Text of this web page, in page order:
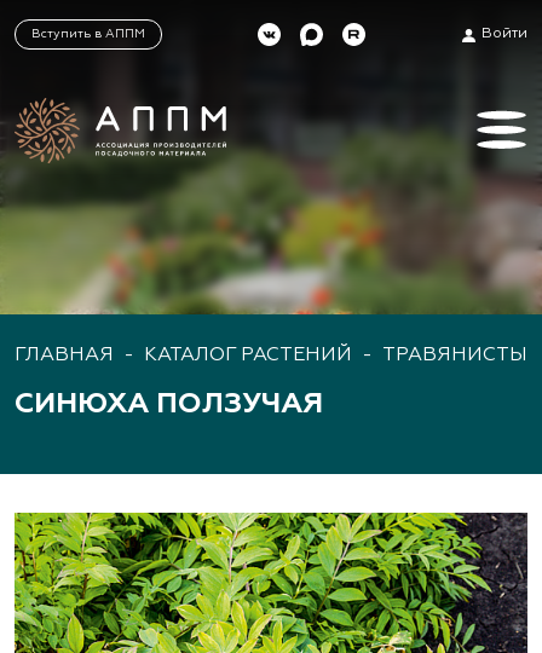
Вступить в АППМ Войти
ГЛАВНАЯ - КАТАЛОГ РАСТЕНИЙ -
СИНЮХА ПОЛЗУЧАЯ